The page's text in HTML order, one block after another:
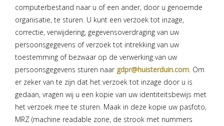
computerbestand naar u of een ander, door u genoemde
organisatie, te sturen. U kunt een verzoek tot inzage,
correctie, verwijdering, gegevensoverdraging van uw
persoonsgegevens of verzoek tot intrekking van uw
toestemming of bezwaar op de verwerking van uw
persoonsgegevens sturen naar gdpr@huisterduin.com . Om
er zeker van te zijn dat het verzoek tot inzage door u is
gedaan, vragen wij u een kopie van uw identiteitsbewijs met
het verzoek mee te sturen. Maak in deze kopie uw pasfoto,
MRZ (machine readable zone, de strook met nummers